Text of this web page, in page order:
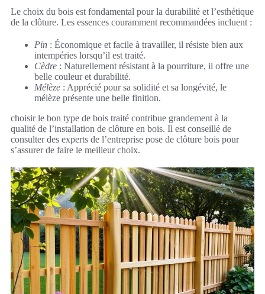
Le choix du bois est fondamental pour la durabilité et l’esthétique
de la clôture. Les essences couramment recommandées incluent :
Pin : Économique et facile à travailler, il résiste bien aux
intempéries lorsqu’il est traité.
Cèdre : Naturellement résistant à la pourriture, il offre une
belle couleur et durabilité.
Mélèze : Apprécié pour sa solidité et sa longévité, le
mélèze présente une belle finition.
choisir le bon type de bois traité contribue grandement à la
qualité de l’installation de clôture en bois. Il est conseillé de
consulter des experts de l’entreprise pose de clôture bois pour
s’assurer de faire le meilleur choix.